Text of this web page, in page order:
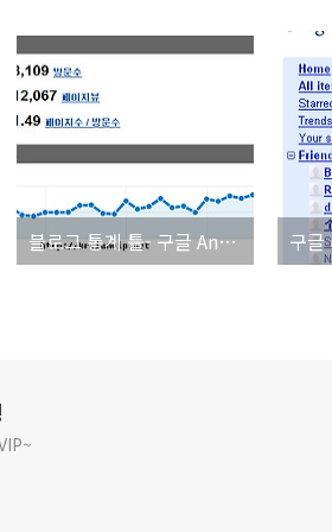
블로그 통계 툴- 구글 Analytics